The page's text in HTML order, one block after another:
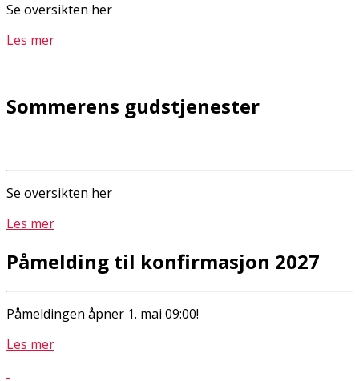
Se oversikten her
Les mer
Sommerens gudstjenester
Se oversikten her
Les mer
Påmelding til konfirmasjon 2027
Påmeldingen åpner 1. mai 09:00!
Les mer